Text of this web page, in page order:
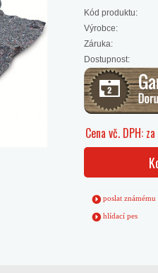
Kód produktu:
Výrobce:
Záruka:
Dostupnost:
Cena vč. DPH:
poslat známému
hlídací pes